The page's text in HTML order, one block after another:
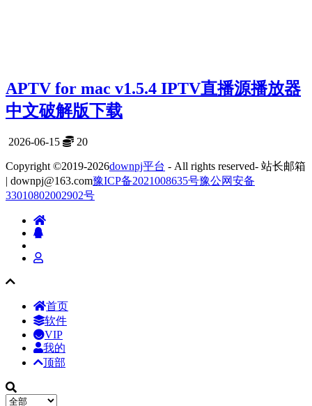
APTV for mac v1.5.4 IPTV直播源播放器
中文破解版下载
2026-06-15 20
Copyright ©2019-2026downpj平台 - All rights reserved- 站长邮箱
| downpj@163.com豫ICP备2021008635号豫公网安备
33010802002902号
首页
软件
VIP
我的
顶部